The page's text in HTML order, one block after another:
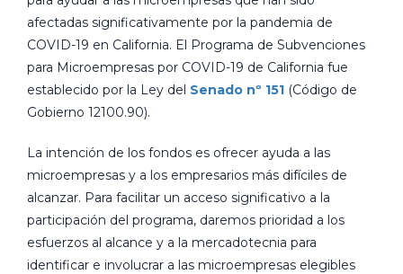
afectadas significativamente por la pandemia de
COVID-19 en California. El Programa de Subvenciones
para Microempresas por COVID-19 de California fue
establecido por la Ley del Senado nº 151 (Código de
Gobierno 12100.90).
La intención de los fondos es ofrecer ayuda a las
microempresas y a los empresarios más difíciles de
alcanzar. Para facilitar un acceso significativo a la
participación del programa, daremos prioridad a los
esfuerzos al alcance y a la mercadotecnia para
identificar e involucrar a las microempresas elegibles